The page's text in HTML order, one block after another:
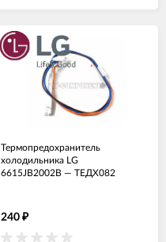
Термопредохранитель
холодильника LG
6615JB2002B — ТЕДХ082
240 ₽